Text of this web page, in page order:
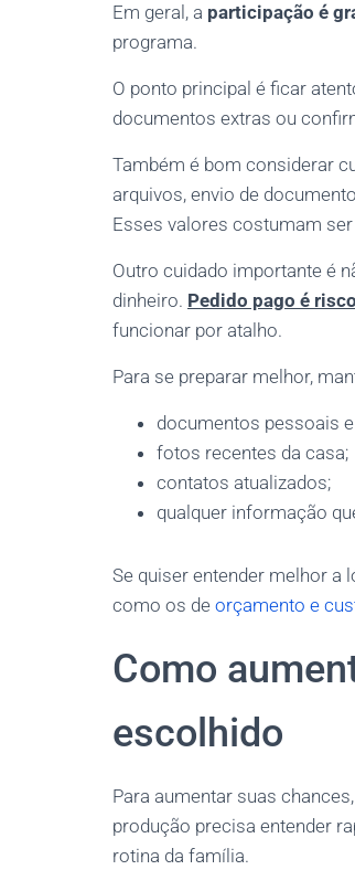
Em geral, a participação é
programa.
O ponto principal é ficar
documentos extras ou
Também é bom considerar
arquivos, envio de
Esses valores costumam
Outro cuidado importante é
dinheiro. Pedido pago é risco
funcionar por atalho.
Para se preparar melhor,
documentos pessoais
fotos recentes da casa;
contatos atualizados;
qualquer informação
Se quiser entender melhor a
como os de orçamento e
Como
escolhido
Para aumentar suas
produção precisa entender
rotina da família.